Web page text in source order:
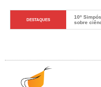
DESTAQUES
10º
sobre